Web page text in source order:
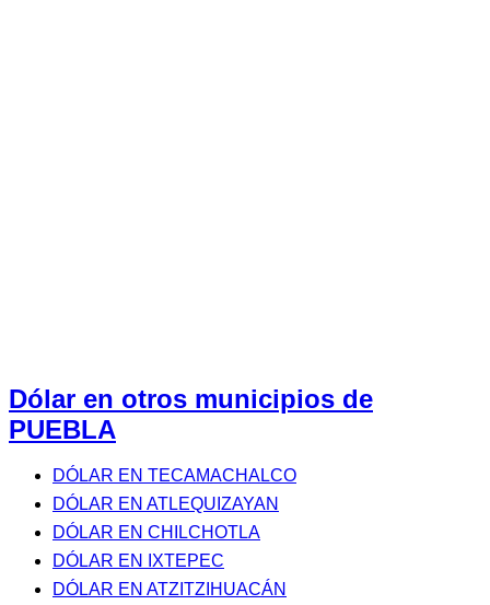
Dólar en otros municipios de
PUEBLA
DÓLAR EN TECAMACHALCO
DÓLAR EN ATLEQUIZAYAN
DÓLAR EN CHILCHOTLA
DÓLAR EN IXTEPEC
DÓLAR EN ATZITZIHUACÁN